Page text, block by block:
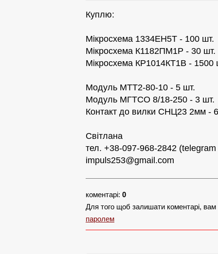
Куплю:
Мікросхема 1334ЕН5Т - 100 шт.
Мікросхема К1182ПМ1Р - 30 шт.
Мікросхема КР1014КТ1В - 1500
Модуль МТТ2-80-10 - 5 шт.
Модуль МГТСО 8/18-250 - 3 шт.
Контакт до вилки СНЦ23 2мм -
Світлана
тел. +38-097-968-2842
impuls253@gmail.com
коментарі: 0
Для того щоб залишати коментарі, вам
паролем